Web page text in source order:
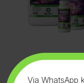
Voeding, HortiFit,
Via WhatsApp